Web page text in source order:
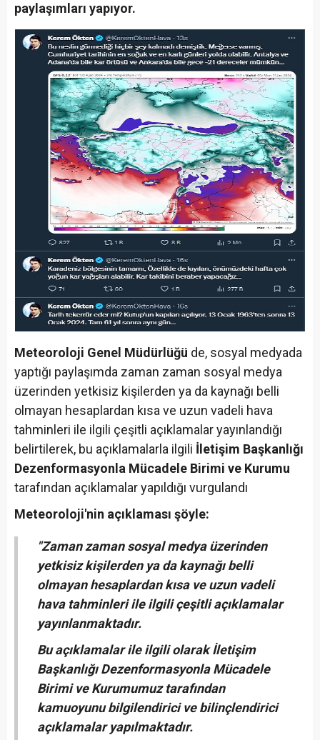
paylaşımları yapıyor.
Meteoroloji Genel Müdürlüğü de, sosyal medyada
yaptığı paylaşımda zaman zaman sosyal medya
üzerinden yetkisiz kişilerden ya da kaynağı belli
olmayan hesaplardan kısa ve uzun vadeli hava
tahminleri ile ilgili çeşitli açıklamalar yayınlandığı
belirtilerek, bu açıklamalarla ilgili İletişim Başkanlığı
Dezenformasyonla Mücadele Birimi ve Kurumu
tarafından açıklamalar yapıldığı vurgulandı
Meteoroloji'nin açıklaması şöyle:
"Zaman zaman sosyal medya üzerinden
yetkisiz kişilerden ya da kaynağı belli
olmayan hesaplardan kısa ve uzun vadeli
hava tahminleri ile ilgili çeşitli açıklamalar
yayınlanmaktadır.
Bu açıklamalar ile ilgili olarak İletişim
Başkanlığı Dezenformasyonla Mücadele
Birimi ve Kurumumuz tarafından
kamuoyunu bilgilendirici ve bilinçlendirici
açıklamalar yapılmaktadır.